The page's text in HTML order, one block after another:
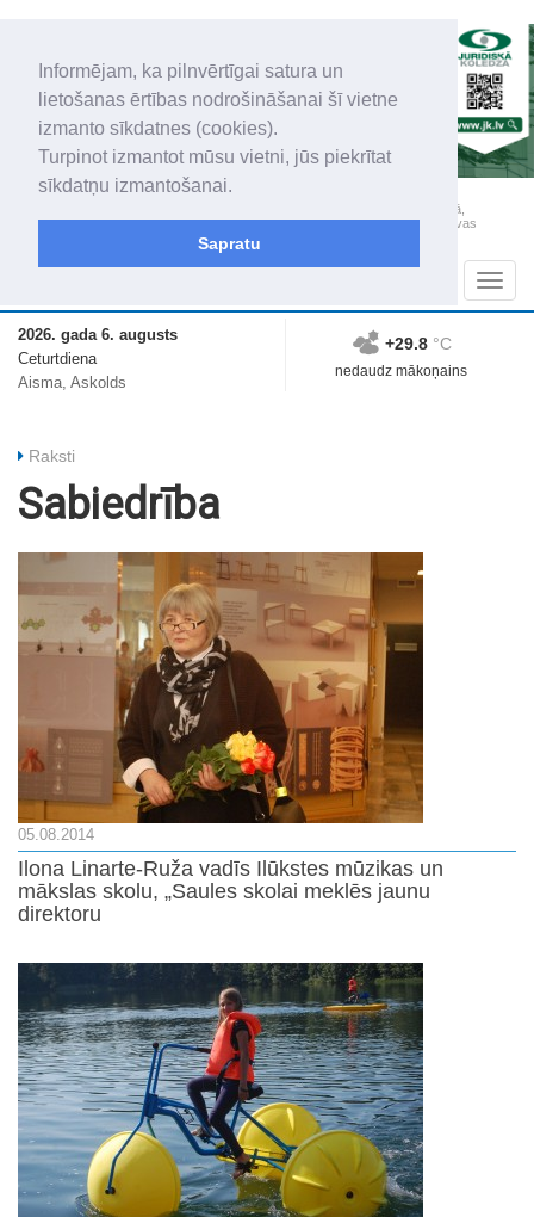
Informējam, ka pilnvērtīgai satura un
lietošanas ērtības nodrošināšanai šī vietne
izmanto sīkdatnes (cookies).
Turpinot izmantot mūsu vietni, jūs piekrītat
sīkdatņu izmantošanai.
Sapratu
„Latgales Laiks” iznāk latviešu un krievu valodās visā Dienvidlatgalē un Sēlijā,
„Latgales Laiks” latviešu valodā aptver Daugavpils valstspilsētu, Augšdaugavas
novadu un apkārtējos novadus un pilsētas.
2026. gada 6. augusts
Ceturtdiena
Aisma, Askolds
+29.8 °C
nedaudz mākoņains
Raksti
Sabiedrība
05.08.2014
Ilona Linarte-Ruža vadīs Ilūkstes mūzikas un
mākslas skolu, „Saules skolai meklēs jaunu
direktoru